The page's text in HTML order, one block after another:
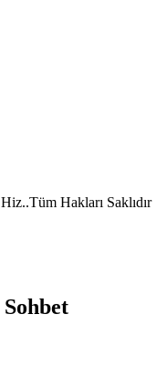
Hakları Saklıdır